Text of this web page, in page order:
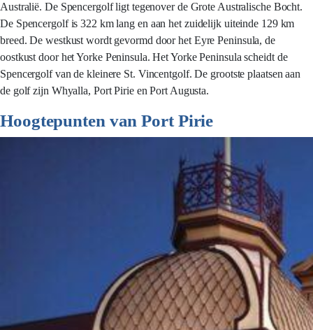
Australië. De Spencergolf ligt tegenover de Grote Australische Bocht.
De Spencergolf is 322 km lang en aan het zuidelijk uiteinde 129 km
breed. De westkust wordt gevormd door het Eyre Peninsula, de
oostkust door het Yorke Peninsula. Het Yorke Peninsula scheidt de
Spencergolf van de kleinere St. Vincentgolf. De grootste plaatsen aan
de golf zijn Whyalla, Port Pirie en Port Augusta.
Hoogtepunten van Port Pirie